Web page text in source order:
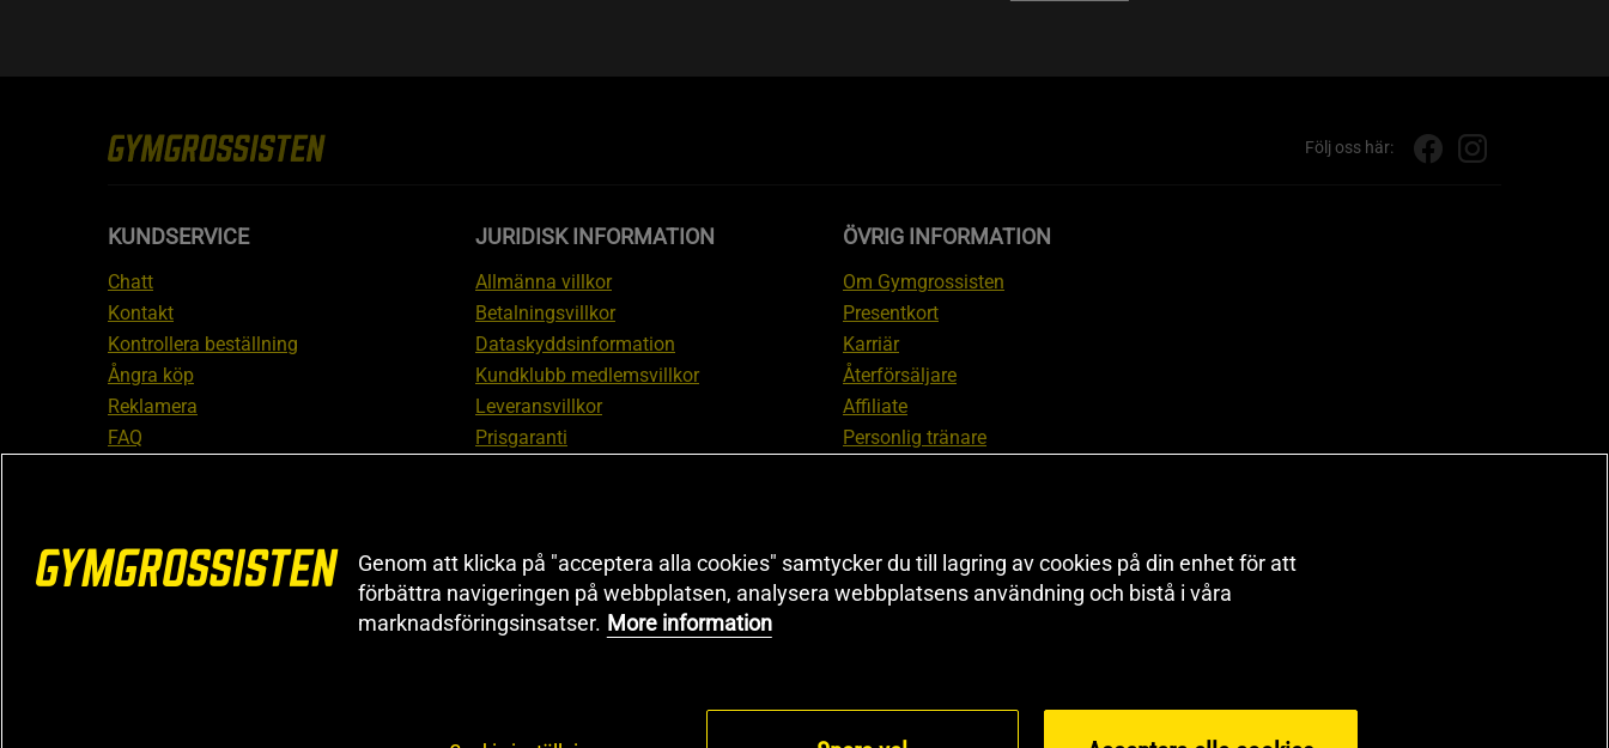
Följ oss här:
KUNDSERVICE
Chatt
Kontakt
Kontrollera beställning
Ångra köp
Reklamera
FAQ
JURIDISK INFORMATION
Allmänna villkor
Betalningsvillkor
Dataskyddsinformation
Kundklubb medlemsvillkor
Leveransvillkor
Prisgaranti
ÖVRIG INFORMATION
Om Gymgrossisten
Presentkort
Karriär
Återförsäljare
Affiliate
Personlig tränare
Black Friday
Artiklar & Övningar
Genom att klicka på "acceptera alla cookies" samtycker du till lagring av cookies på din enhet för att
förbättra navigeringen på webbplatsen, analysera webbplatsens användning och bistå i våra
marknadsföringsinsatser. More information